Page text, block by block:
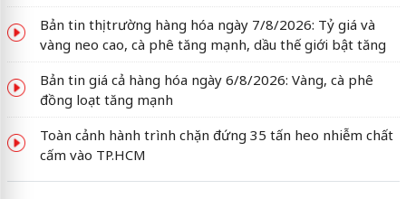
Bản tin thị trường hàng hóa ngày 7/8/2026: Tỷ giá và
vàng neo cao, cà phê tăng mạnh, dầu thế giới bật tăng
Bản tin giá cả hàng hóa ngày 6/8/2026: Vàng, cà phê
đồng loạt tăng mạnh
Toàn cảnh hành trình chặn đứng 35 tấn heo nhiễm chất
cấm vào TP.HCM